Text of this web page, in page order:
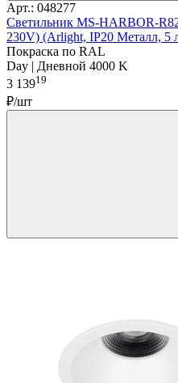
Арт.: 048277
Светильник MS-HARBOR-
230V) (Arlight, IP20 Металл, 5
Покраска по RAL
Day | Дневной 4000 K
3 13919
₽/шт